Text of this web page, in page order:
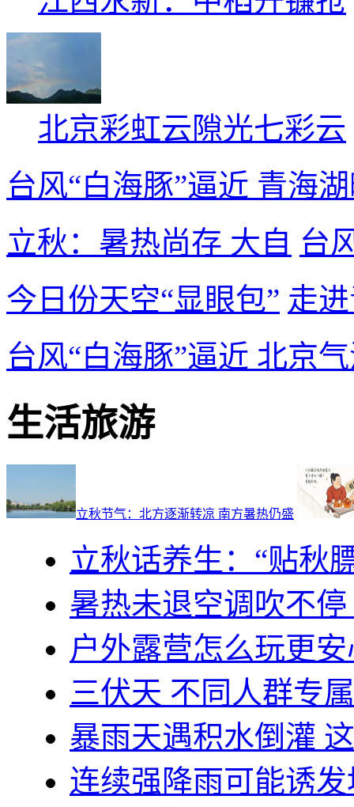
北京彩虹云隙光七彩云
台风“白海豚”逼近 青海
立秋：暑热尚存 大自 台
今日份天空“显眼包” 走
台风“白海豚”逼近 北京
生活旅游
立秋节气：北方逐渐转凉 南方暑热仍盛
立秋话养生：“贴秋
暑热未退空调吹不
户外露营怎么玩更
三伏天 不同人群专
暴雨天遇积水倒灌
连续强降雨可能诱